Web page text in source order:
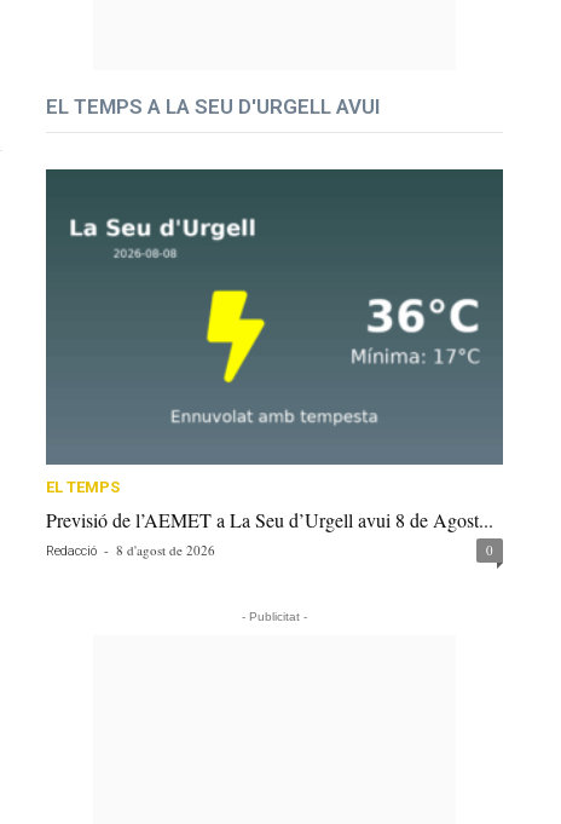
EL TEMPS A LA SEU D'URGELL AVUI
EL TEMPS
Previsió de l’AEMET a La Seu d’Urgell avui 8 de Agost...
Redacció - 8 d'agost de 2026 0
- Publicitat -